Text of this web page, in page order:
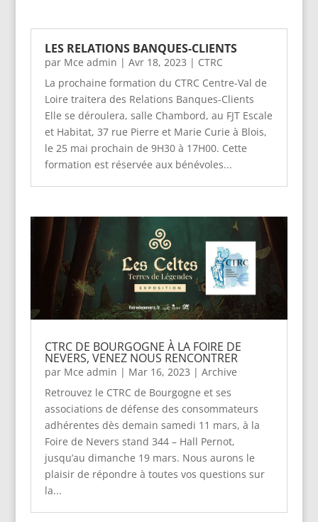
LES RELATIONS BANQUES-CLIENTS
par Mce admin | Avr 18, 2023 | CTRC
La prochaine formation du CTRC Centre-Val de
Loire traitera des Relations Banques-Clients
Elle se déroulera, salle Chambord, au FJT Escale
et Habitat, 37 rue Pierre et Marie Curie à Blois,
le 25 mai prochain de 9H30 à 17H00. Cette
formation est réservée aux bénévoles...
CTRC DE BOURGOGNE À LA FOIRE DE
NEVERS, VENEZ NOUS RENCONTRER
par Mce admin | Mar 16, 2023 | Archive
Retrouvez le CTRC de Bourgogne et ses
associations de défense des consommateurs
adhérentes dès demain samedi 11 mars, à la
Foire de Nevers stand 344 – Hall Pernot,
jusqu’au dimanche 19 mars. Nous aurons le
plaisir de répondre à toutes vos questions sur
la...